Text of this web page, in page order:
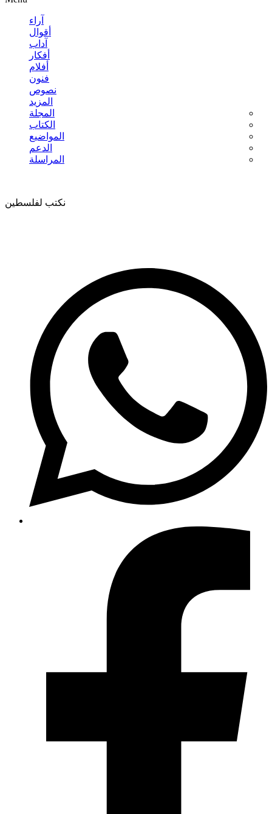
آراء
أقوال
آداب
أفكار
أفلام
فنون
نصوص
المزيد
المجلة
الكتاب
المواضيع
الدعم
المراسلة
نكتب لفلسطين